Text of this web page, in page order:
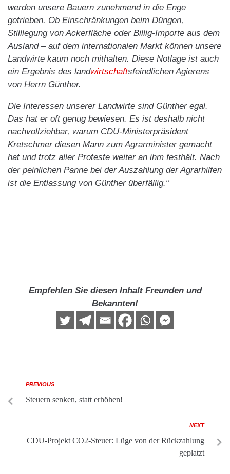
werden unsere Bauern zunehmend in die Enge
getrieben. Ob Einschränkungen beim Düngen,
Stilllegung von Ackerfläche oder Billig-Importe aus dem
Ausland – auf dem internationalen Markt können unsere
Landwirte kaum noch mithalten. Diese Notlage ist auch
ein Ergebnis des landwirtschaftsfeindlichen Agierens
von Herrn Günther.
Die Interessen unserer Landwirte sind Günther egal.
Das hat er oft genug bewiesen. Es ist deshalb nicht
nachvollziehbar, warum CDU-Ministerpräsident
Kretschmer diesen Mann zum Agrarminister gemacht
hat und trotz aller Proteste weiter an ihm festhält. Nach
der peinlichen Panne bei der Auszahlung der Agrarhilfen
ist die Entlassung von Günther überfällig.“
Empfehlen Sie diesen Inhalt Freunden und
Bekannten!
PREVIOUS
Steuern senken, statt erhöhen!
NEXT
CDU-Projekt CO2-Steuer: Lüge von der Rückzahlung
geplatzt